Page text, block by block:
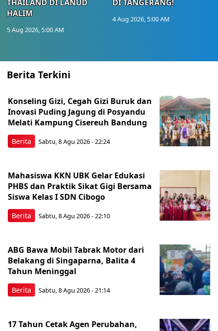
THAILAND DI LANUD
HALIM
5 Aug 2026, 5:00 AM
DI TANGERANG!
4 Aug 2026, 5:00 AM
Berita Terkini
Berita
Konseling Gizi, Cegah Gizi Buruk dan
Inovasi Puding Jagung di Posyandu
Melati Kampung Cisereuh Bandung
Sabtu, 8 Agu 2026 - 22:24
Berita
Mahasiswa KKN UBK Gelar Edukasi
PHBS dan Praktik Sikat Gigi Bersama
Siswa Kelas I SDN Cibogo
Sabtu, 8 Agu 2026 - 22:10
Berita
ABG Bawa Mobil Tabrak Motor dari
Belakang di Singaparna, Balita 4
Tahun Meninggal
Sabtu, 8 Agu 2026 - 21:14
17 Tahun Cetak Agen Perubahan,